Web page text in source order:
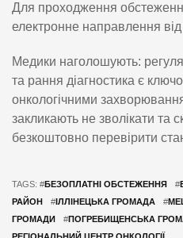
Для проходження
електронне направлення від
Медики наголошують:
та рання діагностика є
онкологічними
закликають не зволікати та
безкоштовно перевірити
TAGS: #БЕЗОПЛАТНІ ОБСТЕЖЕННЯ #
РАЙОН
# ІЛЛІНЕЦЬКА ГРОМАДА #
ГРОМАДИ
#ПОГРЕБИЩЕНСЬКА